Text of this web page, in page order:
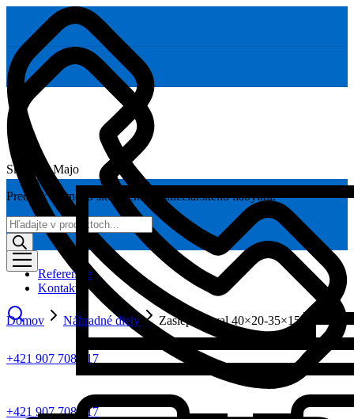
+421 907 708 817
+421 907 708 817
Skoláčik Majo
Predaj kvalitného školského a kancelárskeho nábytku.
Products
search
Referencie
Kontakt
Domov Náhradné diely Zaslepka oval 40×20-35×15